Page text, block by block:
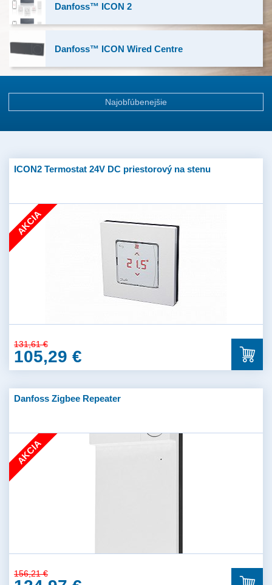
Danfoss™ ICON 2
Danfoss™ ICON Wired Centre
Najobľúbenejšie
ICON2 Termostat 24V DC priestorový na stenu
AKCIA
131,61 €
105,29 €
Danfoss Zigbee Repeater
AKCIA
156,21 €